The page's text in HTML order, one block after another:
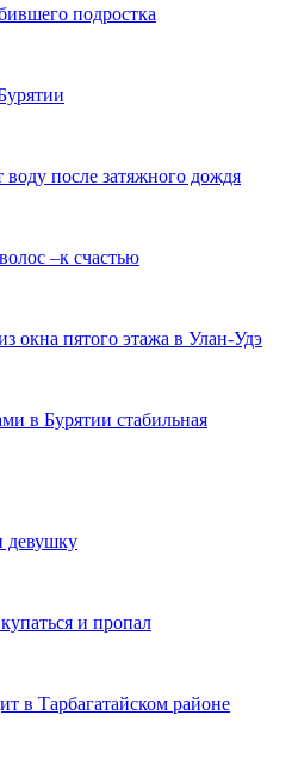
подростка
после затяжного дождя
–к счастью
окна пятого этажа в Улан-Удэ
в Бурятии стабильная
девушку
и пропал
в Тарбагатайском районе